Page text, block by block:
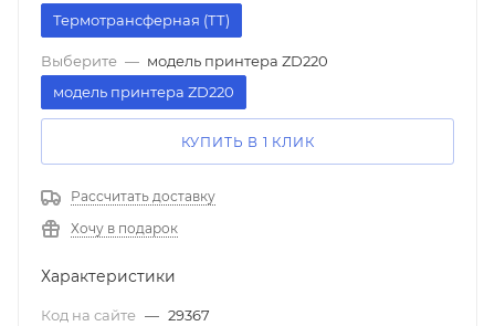
Термотрансферная (ТТ)
Выберите — модель принтера ZD220
модель принтера ZD220
КУПИТЬ В 1 КЛИК
Рассчитать доставку
Хочу в подарок
Характеристики
Код на сайте — 29367